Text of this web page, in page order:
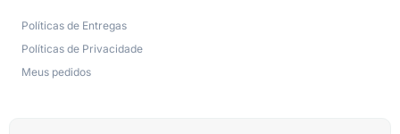
Políticas de Entregas
Políticas de Privacidade
Meus pedidos